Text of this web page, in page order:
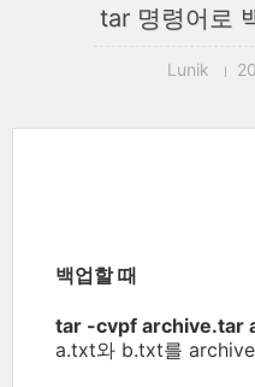
tar 명령어로
Lunik
백업할 때
tar -cvpf archive.tar
a.txt와 b.txt를